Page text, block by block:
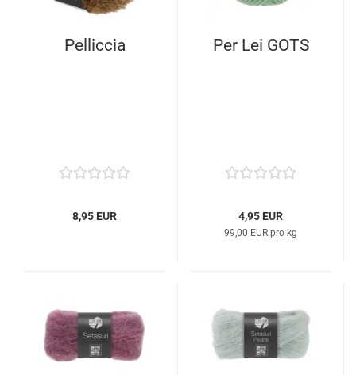
Pelliccia
8,95 EUR
Per Lei GOTS
4,95 EUR
99,00 EUR pro kg